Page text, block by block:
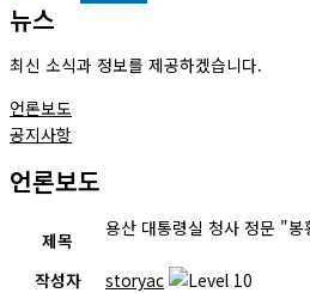
뉴스
최신 소식과 정보를 제공하겠습니다.
언론보도
공지사항
언론보도
제목
용산 대통령실 청사 정문 "봉
작성자
storyac